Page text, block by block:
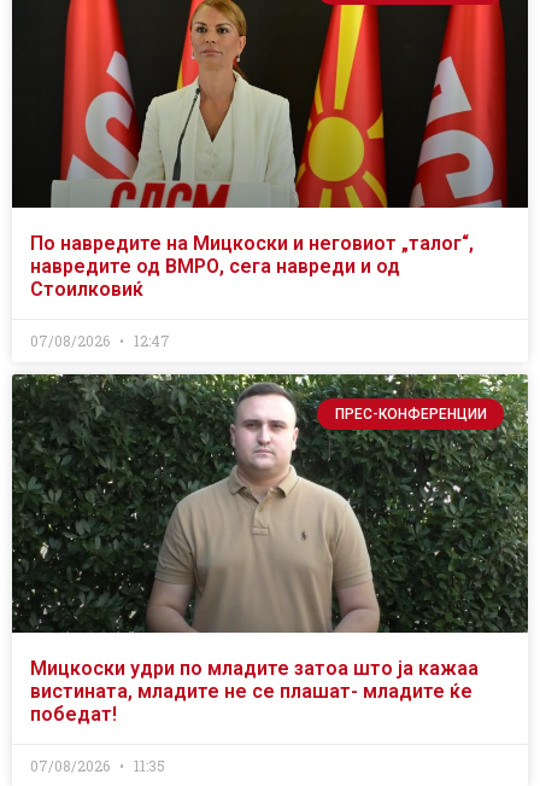
По навредите на Мицкоски и неговиот „талог“,
навредите од ВМРО, сега навреди и од
Стоилковиќ
07/08/2026 12:47
ПРЕС-КОНФЕРЕНЦИИ
Мицкоски удри по младите затоа што ја кажаа
вистината, младите не се плашат- младите ќе
победат!
07/08/2026 11:35